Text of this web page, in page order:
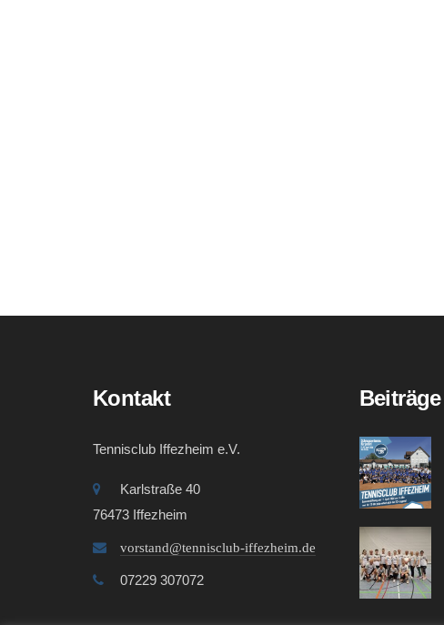
Kontakt
Tennisclub Iffezheim e.V.
Karlstraße 40
76473 Iffezheim
vorstand@tennisclub-iffezheim.de
07229 307072
Beiträge